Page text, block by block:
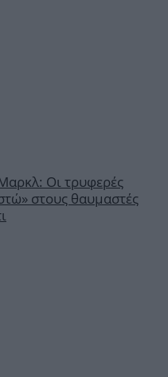
Οι τρυφερές
στους θαυμαστές